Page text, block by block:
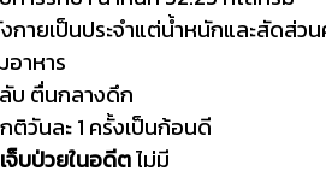
กายเป็นประจำแต่น้ำหนักและสัดส่ว
าหาร
บ ตื่นกลางดึก
วันละ 1 ครั้งเป็นก้อนดี
จ็บป่วยในอดีตไม่มี